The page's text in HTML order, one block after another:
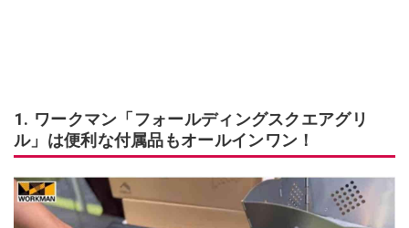
1. ワークマン「フォールディングスクエアグリ
ル」は便利な付属品もオールインワン！